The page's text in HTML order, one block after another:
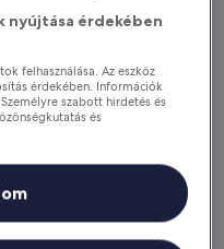
az
nyújtása érdekében
felhasználása. Az eszköz
érdekében. Információk
szabott hirdetés és
és